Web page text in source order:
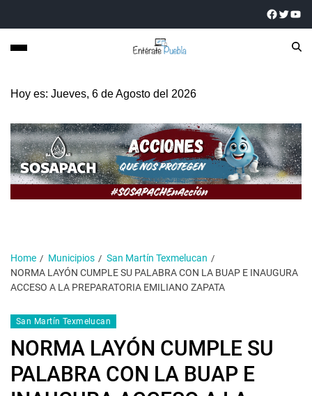
Hoy es: Jueves, 6 de Agosto del 2026
Home Municipios
San Martín Texmelucan
NORMA LAYÓN CUMPLE SU PALABRA CON LA BUAP E INAUGURA
ACCESO A LA PREPARATORIA EMILIANO ZAPATA
San Martín Texmelucan
NORMA LAYÓN CUMPLE SU
PALABRA CON LA BUAP E